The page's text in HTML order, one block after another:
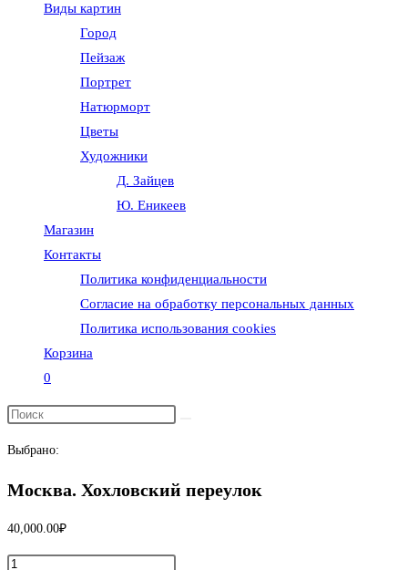
Виды картин
Город
Пейзаж
Портрет
Натюрморт
Цветы
Художники
Д. Зайцев
Ю. Еникеев
Магазин
Контакты
Политика конфиденциальности
Согласие на обработку персональных данных
Политика использования cookies
Корзина
0
поиск
по
сайту
Выбрано:
Москва. Хохловский переулок
40,000.00₽
Количество